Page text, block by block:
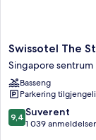
Swissotel
The
Stamford,
Singapore
Singapore
sentrum
Swissotel The
Singapore sentrum
Basseng
Parkering
9.4
av
9,4 Suverent
1 039 anmeldelser